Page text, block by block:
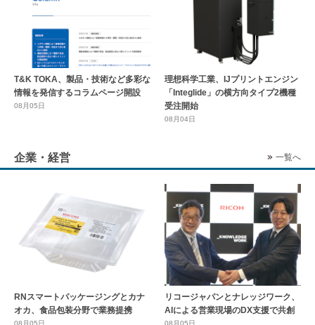
T&K TOKA、製品・技術など多彩な
情報を発信するコラムページ開設
08月05日
理想科学工業、IJプリントエンジン
「Integlide」の横方向タイプ2機種
受注開始
08月04日
企業・経営 一覧へ
RNスマートパッケージングとカナ
オカ、食品包装分野で業務提携
08月05日
リコージャパンとナレッジワーク、
AIによる営業現場のDX支援で共創
08月05日